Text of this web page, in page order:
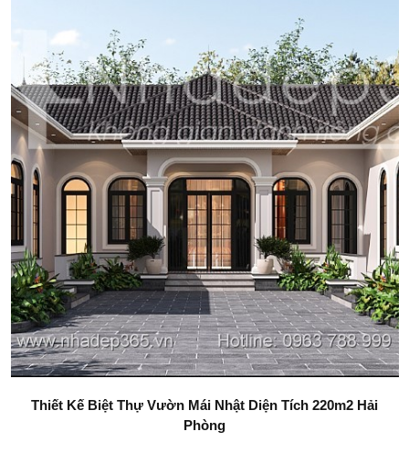
Thiết Kế Biệt Thự Vườn Mái Nhật Diện Tích 220m2 Hải
Phòng